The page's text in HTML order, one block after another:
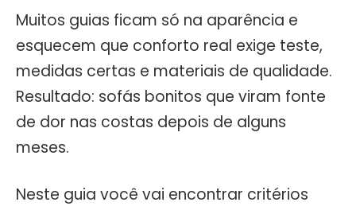
Muitos guias ficam só na aparência e
esquecem que conforto real exige teste,
medidas certas e materiais de qualidade.
Resultado: sofás bonitos que viram fonte
de dor nas costas depois de alguns
meses.
Neste guia você vai encontrar critérios